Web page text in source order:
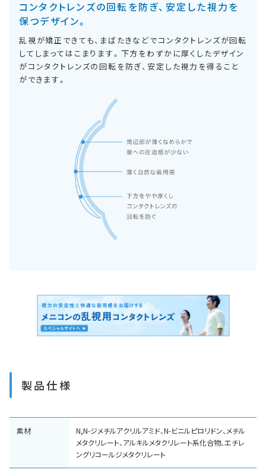
コンタクトレンズの回転を防ぎ、安定した視力を
保つデザイン。
乱視が矯正できても、まばたきなどでコンタクトレンズが回転
してしまってはこまります。下方をわずかに厚くしたデザイン
がコンタクトレンズの回転を防ぎ、安定した視力を得ること
ができます。
製品仕様
素材
N,N-ジメチルアクリルアミド、N-ビニルピロリドン、メチル
メタクリレート、アルキルメタクリレート系化合物、エチレ
ングリコールジメタクリレート